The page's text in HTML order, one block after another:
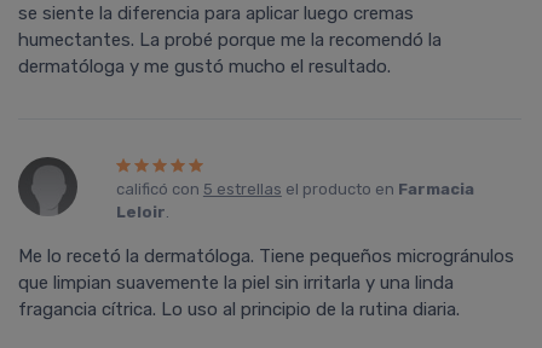
se siente la diferencia para aplicar luego cremas
humectantes. La probé porque me la recomendó la
dermatóloga y me gustó mucho el resultado.
calificó con 5 estrellas el producto en Farmacia
Leloir.
Me lo recetó la dermatóloga. Tiene pequeños microgránulos
que limpian suavemente la piel sin irritarla y una linda
fragancia cí­trica. Lo uso al principio de la rutina diaria.